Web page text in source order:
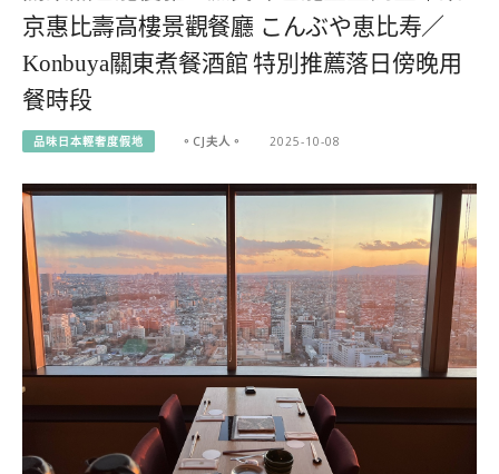
京惠比壽高樓景觀餐廳 こんぶや恵比寿／
Konbuya關東煮餐酒館 特別推薦落日傍晚用
餐時段
品味日本輕奢度假地 。CJ夫人。 2025-10-08